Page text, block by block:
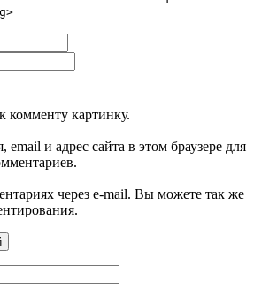
картинку.
и адрес сайта в этом браузере для
через e-mail. Вы можете так же